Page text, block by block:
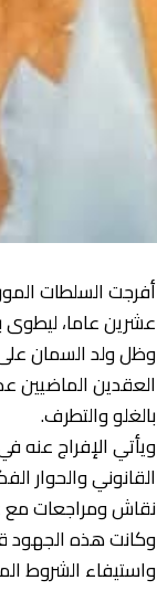
أفرجت السلطات
عشرين عاما، ليطوى
وظل ولد السمان
العقدين الماضيين
بالغلو والتطرف.
ويأتي الإفراج عنه
القانوني والحوار
نقاش ومراجعات مع
وكانت هذه الجهود
واستيفاء الشروط